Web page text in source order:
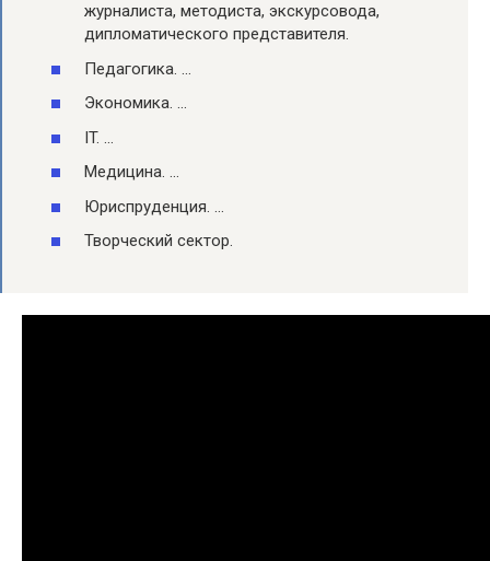
журналиста, методиста, экскурсовода,
дипломатического представителя.
Педагогика. …
Экономика. …
IT. …
Медицина. …
Юриспруденция. …
Творческий сектор.